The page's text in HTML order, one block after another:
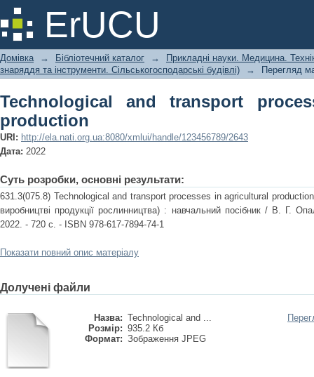
ErUCU
Technological and transport
Домівка → Бібліотечний каталог →
Прикладні науки. Медицина.
знаряддя та інструменти. Сільськогосподарські будівлі)
→ Перегляд
Technological and transport
production
URI: http://ela.nati.org.ua:8080/xmlui/handle/123456789/2643
Дата: 2022
Суть розробки, основні результати:
631.3(075.8) Technological and transport processes in agricultural production
виробництві продукції рослинництва) : навчальний посібник / В.
2022. - 720 с. - ISBN 978-617-7894-74-1
Показати повний опис матеріалу
Долучені файли
Назва: Technological and ...
Розмір: 935.2 Кб
Формат: Зображення JPEG